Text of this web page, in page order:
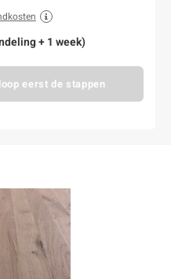
+ 1 week)
eerst de stappen